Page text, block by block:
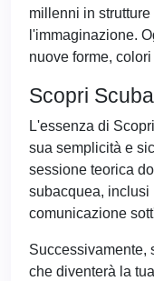
millenni in
l'immaginazione.
nuove forme,
Scopri
L'essenza di
sua semplicità e
sessione teorica
subacquea, inclusi
comunicazione
Successivamente,
che diventerà la